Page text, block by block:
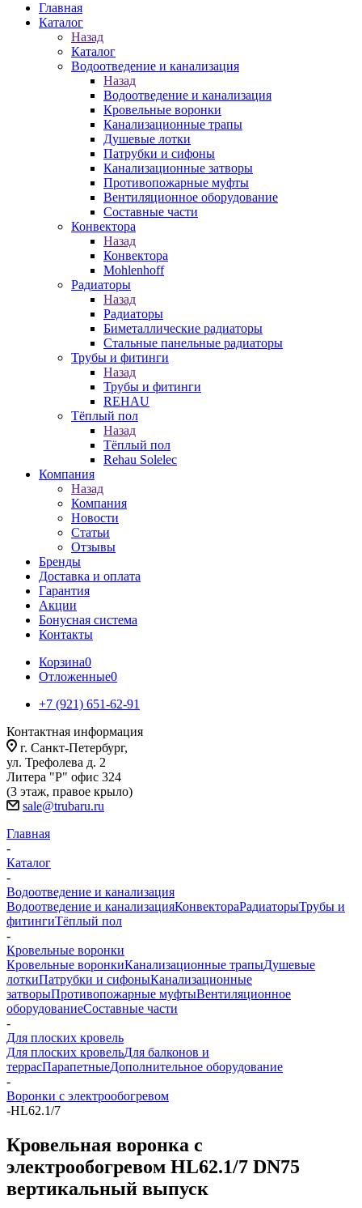
Главная
Каталог
Назад
Каталог
Водоотведение и канализация
Назад
Водоотведение и канализация
Кровельные воронки
Канализационные трапы
Душевые лотки
Патрубки и сифоны
Канализационные затворы
Противопожарные муфты
Вентиляционное оборудование
Составные части
Конвектора
Назад
Конвектора
Mohlenhoff
Радиаторы
Назад
Радиаторы
Биметаллические радиаторы
Стальные панельные радиаторы
Трубы и фитинги
Назад
Трубы и фитинги
REHAU
Тёплый пол
Назад
Тёплый пол
Rehau Solelec
Компания
Назад
Компания
Новости
Статьи
Отзывы
Бренды
Доставка и оплата
Гарантия
Акции
Бонусная система
Контакты
Корзина0
Отложенные0
+7 (921) 651-62-91
Контактная информация
г. Санкт-Петербург,
ул. Трефолева д. 2
Литера "Р" офис 324
(3 этаж, правое крыло)
sale@trubaru.ru
Главная
-
Каталог
-
Водоотведение и канализация
Водоотведение и канализацияКонвектораРадиаторыТрубы и
фитингиТёплый пол
-
Кровельные воронки
Кровельные воронкиКанализационные трапыДушевые
лоткиПатрубки и сифоныКанализационные
затворыПротивопожарные муфтыВентиляционное
оборудованиеСоставные части
-
Для плоских кровель
Для плоских кровельДля балконов и
террасПарапетныеДополнительное оборудование
-
Воронки с электрообогревом
-HL62.1/7
Кровельная воронка с
электрообогревом HL62.1/7 DN75
вертикальный выпуск